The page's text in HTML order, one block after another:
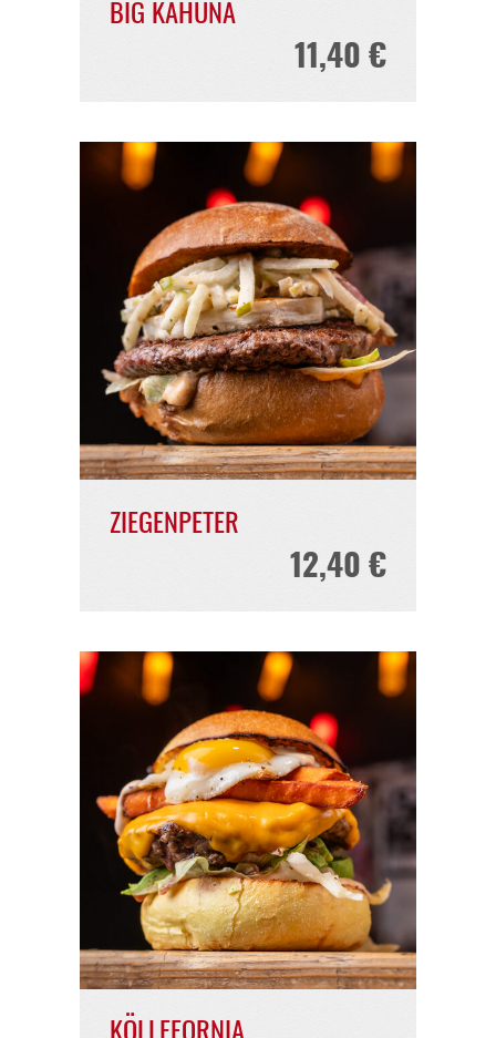
BIG KAHUNA
11,40 €
ZIEGENPETER
12,40 €